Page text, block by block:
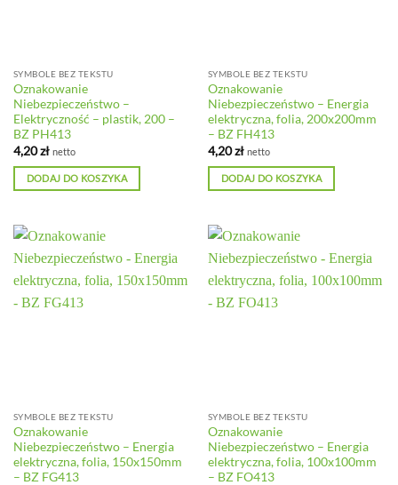
SYMBOLE BEZ TEKSTU
Oznakowanie
Niebezpieczeństwo –
Elektryczność – plastik, 200 –
BZ PH413
4,20zł netto
DODAJ DO KOSZYKA
SYMBOLE BEZ TEKSTU
Oznakowanie
Niebezpieczeństwo – Energia
elektryczna, folia, 200x200mm
– BZ FH413
4,20zł netto
DODAJ DO KOSZYKA
SYMBOLE BEZ TEKSTU
Oznakowanie
Niebezpieczeństwo – Energia
elektryczna, folia, 150x150mm
– BZ FG413
SYMBOLE BEZ TEKSTU
Oznakowanie
Niebezpieczeństwo – Energia
elektryczna, folia, 100x100mm
– BZ FO413